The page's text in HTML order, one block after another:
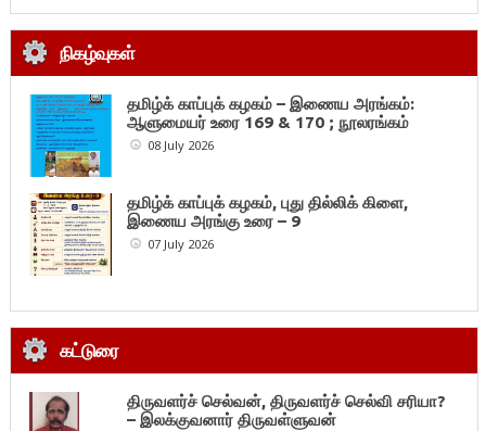
நிகழ்வுகள்
தமிழ்க் காப்புக் கழகம் – இணைய அரங்கம்:
ஆளுமையர் உரை 169 & 170 ; நூலரங்கம்
08 July 2026
தமிழ்க் காப்புக் கழகம், புது தில்லிக் கிளை,
இணைய அரங்கு உரை – 9
07 July 2026
கட்டுரை
திருவளர்ச் செல்வன், திருவளர்ச் செல்வி சரியா?
– இலக்குவனார் திருவள்ளுவன்